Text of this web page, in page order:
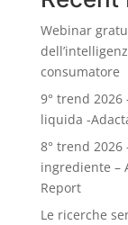
Webinar
consumatore
9° trend
liquida -
8° trend 2026
ingrediente –
Report
Le ricerche